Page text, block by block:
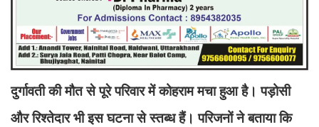
दुर्गावती की मौत से पूरे परिवार में कोहराम मचा हुआ है। पड़ोसी
और रिश्तेदार भी इस घटना से स्तब्ध हैं। परिजनों ने बताया कि